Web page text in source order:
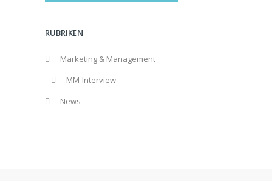
RUBRIKEN
Marketing & Management
MM-Interview
News